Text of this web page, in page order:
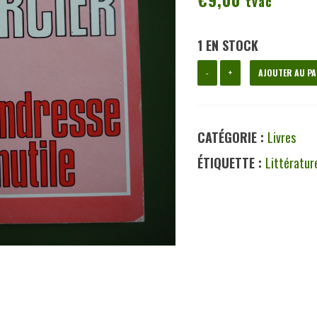
1 EN STOCK
-
quantité
tendresse
inutile,
+ AJOUTER AU
CATÉGORIE : Livres
ÉTIQUETTE :